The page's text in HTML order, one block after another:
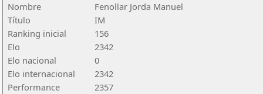
Nombre
Fenollar Jorda Manuel
Título
IM
Ranking inicial
156
Elo
2342
Elo nacional
0
Elo internacional
2342
Performance
2357